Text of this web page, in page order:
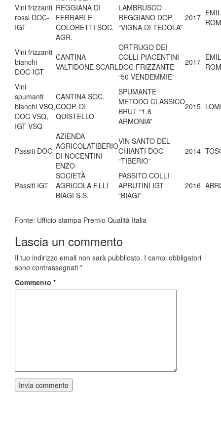
Vini frizzanti
rossi DOC-
IGT
REGGIANA DI
FERRARI E
COLORETTI SOC.
AGR.
LAMBRUSCO
REGGIANO DOP
“VIGNA DI TEDOLA”
2017
Vini frizzanti
bianchi
DOC-IGT
CANTINA
VALTIDONE SCARL
ORTRUGO DEI
COLLI PIACENTINI
DOC FRIZZANTE
“50 VENDEMMIE”
2017
Vini
spumanti
bianchi VSQ,
DOC VSQ,
IGT VSQ
CANTINA SOC.
COOP. DI
QUISTELLO
SPUMANTE
METODO CLASSICO
BRUT “1.6
ARMONIA”
2015
Passiti DOC
AZIENDA
AGRICOLATIBERIO
DI NOCENTINI
ENZO
VIN SANTO DEL
CHIANTI DOC
“TIBERIO”
2014
Passiti IGT
SOCIETÀ
AGRICOLA F.LLI
BIAGI S.S.
PASSITO COLLI
APRUTINI IGT
“BIAGI”
2016
Fonte: Ufficio stampa Premio Qualità Italia
Lascia un commento
Il tuo indirizzo email non sarà pubblicato. I campi obbligatori
sono contrassegnati *
Commento *